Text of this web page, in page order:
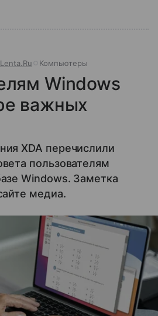
Lenta.Ru Компьютеры
Windows
важных
XDA перечислили
пользователям
Windows. Заметка
медиа.